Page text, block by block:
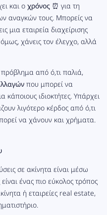
και ο χρόνος ⏰ για τη
αναγκών τους. Μπορείς να
μια εταιρεία διαχείρισης
χάνεις τον έλεγχο, αλλά
από ό,τι παλιά,
που μπορεί να
κάποιους ιδιοκτήτες. Υπάρχει
λιγότερο κέρδος από ό,τι
να χάνουν και χρήματα.
σε ακίνητα είναι μέσω
ένας πιο εύκολος τρόπος
ή εταιρείες real estate,